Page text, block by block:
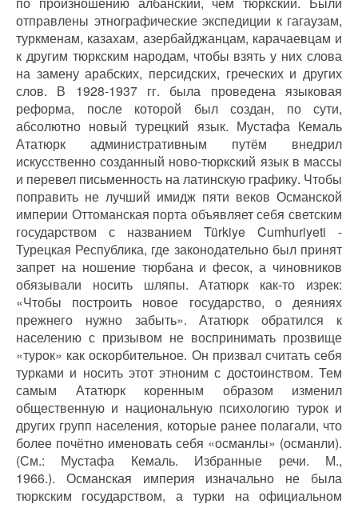
отправлены этнографические экспедиции к гагаузам,
туркменам, казахам, азербайджанцам, карачаевцам и
к другим тюркским народам, чтобы взять у них слова
на замену арабских, персидских, греческих и других
слов. В 1928-1937 гг. была проведена языковая
реформа, после которой был создан, по сути,
абсолютно новый турецкий язык. Мустафа Кемаль
Ататюрк административным путём внедрил
искусственно созданный ново-тюркский язык в массы
и перевел письменность на латинскую графику. Чтобы
поправить не лучший имидж пяти веков Османской
империи Оттоманская порта объявляет себя светским
государством с названием Türkiye Cumhuriyeti -
Турецкая Республика, где законодательно был принят
запрет на ношение тюрбана и фесок, а чиновников
обязывали носить шляпы. Ататюрк как-то изрек:
«Чтобы построить новое государство, о деяниях
прежнего нужно забыть». Ататюрк обратился к
населению с призывом не воспринимать прозвище
«турок» как оскорбительное. Он призвал считать себя
турками и носить этот этноним с достоинством. Тем
самым Ататюрк коренным образом изменил
общественную и национальную психологию турок и
других групп населения, которые ранее полагали, что
более почётно именовать себя «османлы» (османли).
(См.: Мустафа Кемаль. Избранные речи. М.,
1966.). Османская империя изначально не была
тюркским государством, а турки на официальном